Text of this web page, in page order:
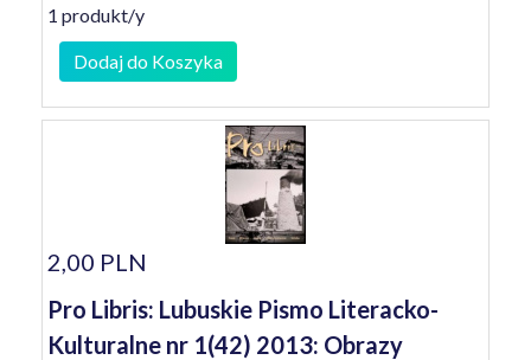
1 produkt/y
Dodaj do Koszyka
2,00 PLN
Pro Libris: Lubuskie Pismo Literacko-
Kulturalne nr 1(42) 2013: Obrazy